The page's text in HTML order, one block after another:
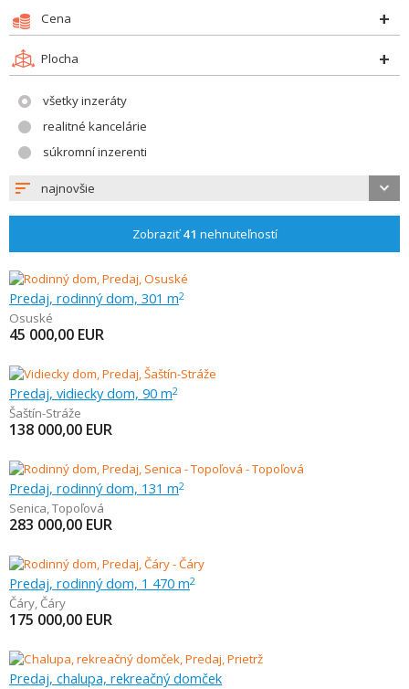
Cena
Plocha
všetky inzeráty
realitné kancelárie
súkromní inzerenti
najnovšie
Zobraziť41 nehnuteľností
Predaj, rodinný dom, 301 m2
Osuské
45 000,00 EUR
Predaj, vidiecky dom, 90 m2
Šaštín-Stráže
138 000,00 EUR
Predaj, rodinný dom, 131 m2
Senica,Topoľová
283 000,00 EUR
Predaj, rodinný dom, 1 470 m2
Čáry, Čáry
175 000,00 EUR
Predaj, chalupa, rekreačný domček